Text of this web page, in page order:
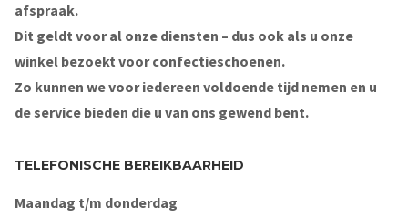
afspraak.
Dit geldt voor al onze diensten – dus ook als u onze
winkel bezoekt voor confectieschoenen.
Zo kunnen we voor iedereen voldoende tijd nemen en u
de service bieden die u van ons gewend bent.
TELEFONISCHE BEREIKBAARHEID
Maandag t/m donderdag